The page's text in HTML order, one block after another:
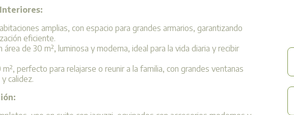
amplias, con espacio para grandes armarios, garantizando
eficiente.
área de 30 m², luminosa y moderna, ideal para la vida diaria y recibir
perfecto para relajarse o reunir a la familia, con grandes ventanas
calidez.